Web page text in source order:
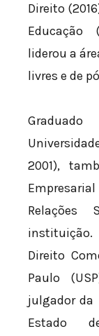
Direito
Educação
liderou a
livres e de
2001),
Relações
instituição.
Direito
Paulo
julgador da
Estado